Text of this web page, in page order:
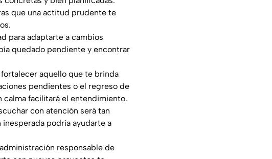
que una actitud prudente te
para adaptarte a cambios
quedado pendiente y encontrar
aquello que te brinda
pendientes o el regreso de
calma facilitará el entendimiento.
con atención será tan
podría ayudarte a
responsable de